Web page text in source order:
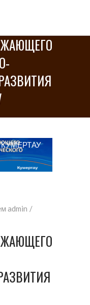
КУМЕРТАУ
admin